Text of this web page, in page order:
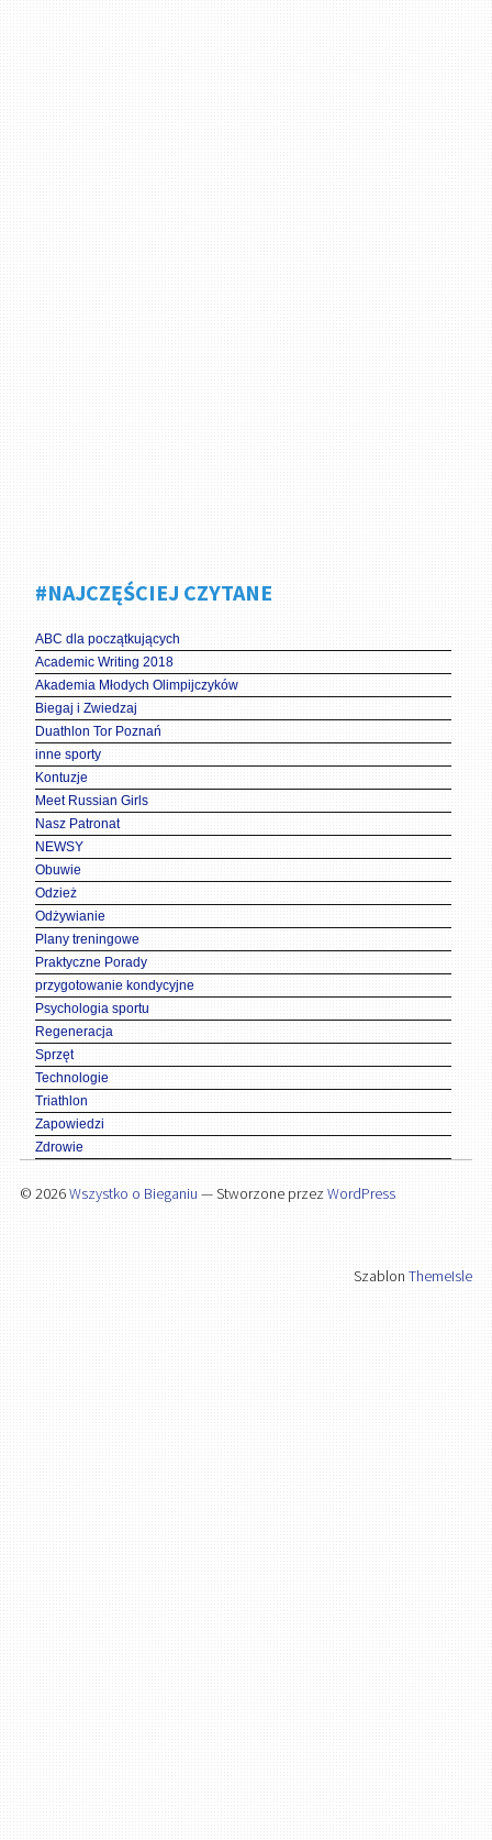
#NAJCZĘŚCIEJ CZYTANE
ABC dla początkujących
Academic Writing 2018
Akademia Młodych Olimpijczyków
Biegaj i Zwiedzaj
Duathlon Tor Poznań
inne sporty
Kontuzje
Meet Russian Girls
Nasz Patronat
NEWSY
Obuwie
Odzież
Odżywianie
Plany treningowe
Praktyczne Porady
przygotowanie kondycyjne
Psychologia sportu
Regeneracja
Sprzęt
Technologie
Triathlon
Zapowiedzi
Zdrowie
© 2026Wszystko o Bieganiu — Stworzone przezWordPress
SzablonThemeIsle